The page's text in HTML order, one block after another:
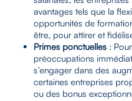
avantages tels que la
opportunités de
être, pour attirer et
Primes ponctuelles:
préoccupations
s’engager dans des
certaines entreprises
ou des bonus